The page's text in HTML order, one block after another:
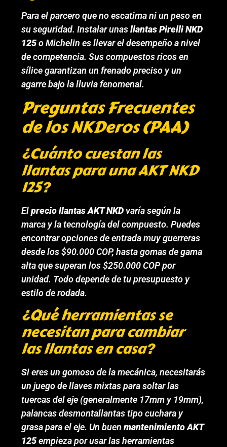
Para el parcero que no escatima ni un peso en
su seguridad. Instalar unasllantas Pirelli NKD
125o Michelin es llevar el desempeño a nivel
de competencia. Sus compuestos ricos en
sílice garantizan un frenado preciso y un
agarre bajo la lluvia fenomenal.
Preguntas Frecuentes
de los NKDeros (PAA)
¿Cuánto cuestan las
llantas para una AKT NKD
125?
Elprecio llantas AKT NKD varía según la
marca y la tecnología del compuesto. Puedes
encontrar opciones de entrada muy guerreras
desde los $90.000 COP, hasta gomas de gama
alta que superan los $250.000 COP por
unidad. Todo depende de tu presupuesto y
estilo de rodada.
¿Qué herramientas se
necesitan para cambiar
las llantas en casa?
Si eres un gomoso de la mecánica, necesitarás
un juego de llaves mixtas para soltar las
tuercas del eje (generalmente 17mm y 19mm),
palancas desmontallantas tipo cuchara y
grasa para el eje. Un buenmantenimiento AKT
125empieza por usar las herramientas